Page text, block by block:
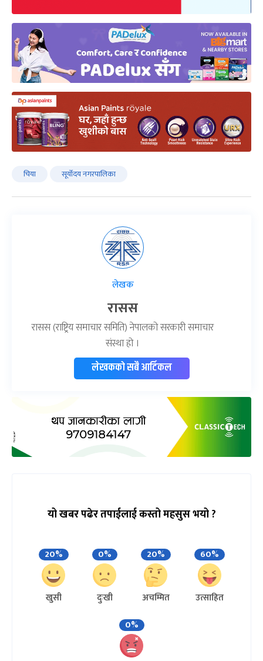
चिया सूर्योदय नगरपालिका
लेखक
रासस
रासस (राष्ट्रिय समाचार समिति) नेपालको सरकारी समाचार
संस्था हो ।
लेखकको सबै आर्टिकल
यो खबर पढेर तपाईलाई कस्तो महसुस भयो ?
20%
खुसी
0%
दुःखी
20%
अचम्मित
60%
उत्साहित
0%